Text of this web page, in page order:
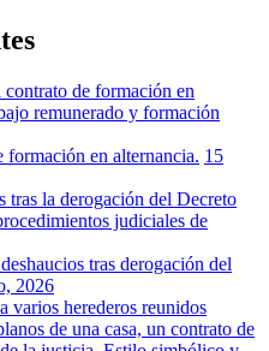
formación en alternancia. 15
tras derogación del
2026